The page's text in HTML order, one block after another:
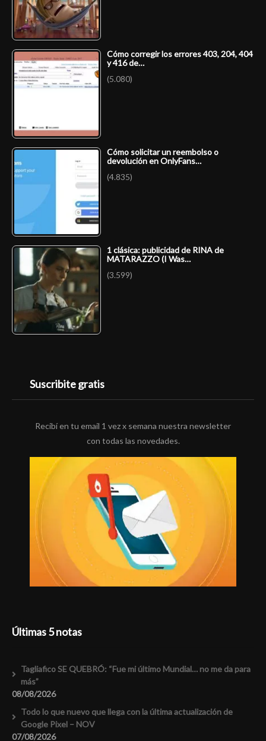
Cómo corregir los errores 403, 204, 404
y 416 de…
(5.080)
Cómo solicitar un reembolso o
devolución en OnlyFans…
(4.835)
1 clásica: publicidad de RINA de
MATARAZZO (I Was…
(3.599)
Suscribite gratis
Recibí en tu email 1 vez x semana nuestra newsletter
con todas las novedades.
Últimas 5 notas
Tagliafico SE QUEBRÓ: “Fue mi último Mundial… no me da para
más”
08/08/2026
Todo lo que nuevo que llega con la última actualización de
Google Pixel – NOV
07/08/2026